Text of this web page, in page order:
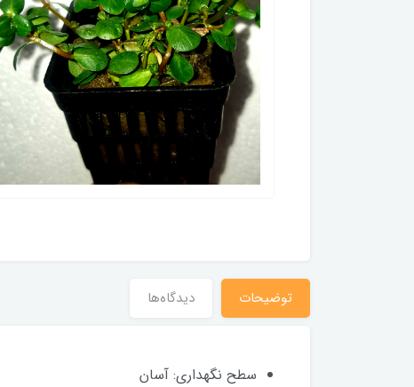
توضیحات دیدگاه‌ها
سطح نگهداری: آسان